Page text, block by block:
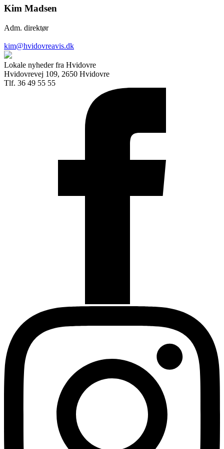
Kim Madsen
Adm. direktør
kim@hvidovreavis.dk
Lokale nyheder fra Hvidovre
Hvidovrevej 109, 2650 Hvidovre
Tlf. 36 49 55 55